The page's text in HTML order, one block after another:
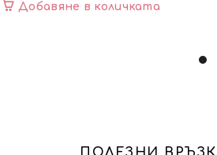
Добавяне в количката